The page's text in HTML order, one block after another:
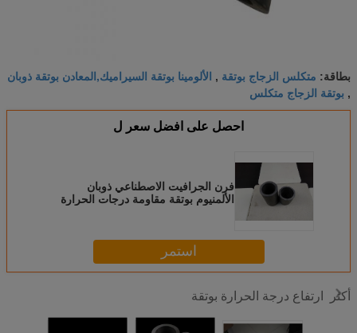
بطاقة: متكلس الزجاج بوتقة , الألومينا بوتقة السيراميك,المعادن بوتقة ذوبان
, بوتقة الزجاج متكلس
احصل على افضل سعر ل
فرن الجرافيت الاصطناعي ذوبان
الألمنيوم بوتقة مقاومة درجات الحرارة
استمر
أكثر ارتفاع درجة الحرارة بوتقة